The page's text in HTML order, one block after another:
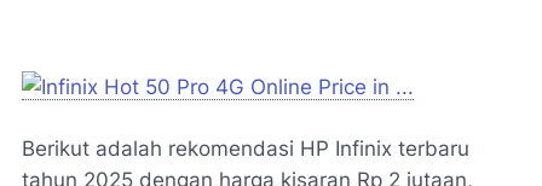
Berikut adalah rekomendasi HP Infinix terbaru
tahun 2025 dengan harga kisaran Rp 2 jutaan,